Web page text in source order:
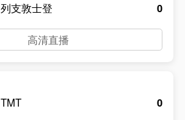
列支敦士登
0
高清直播
TMT
0